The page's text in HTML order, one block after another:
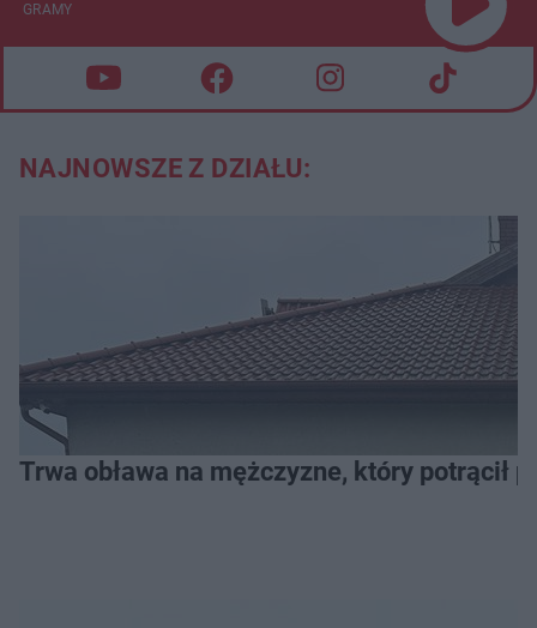
GRAMY
NAJNOWSZE Z DZIAŁU:
Trwa obława na mężczyzne, który potrącił